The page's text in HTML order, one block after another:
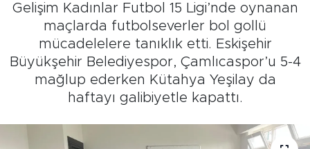
Gelişim Kadınlar Futbol 15 Ligi’nde oynanan
maçlarda futbolseverler bol gollü
mücadelelere tanıklık etti. Eskişehir
Büyükşehir Belediyespor, Çamlıcaspor’u 5-4
mağlup ederken Kütahya Yeşilay da
haftayı galibiyetle kapattı.